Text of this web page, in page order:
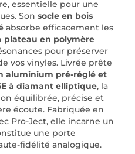
essentielle pour une
Son socle en bois
absorbe efficacement les
plateau en polymère
pour préserver
vos vinyles. Livrée prête
aluminium pré-réglé et
à diamant elliptique, la
équilibrée, précise et
écoute. Fabriquée en
Pro-Ject, elle incarne un
une porte
fidélité analogique.